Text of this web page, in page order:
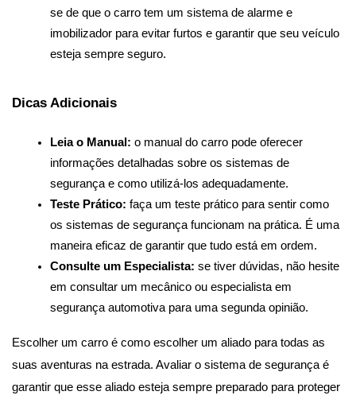
se de que o carro tem um sistema de alarme e
imobilizador para evitar furtos e garantir que seu veículo
esteja sempre seguro.
Dicas Adicionais
Leia o Manual: o manual do carro pode oferecer
informações detalhadas sobre os sistemas de
segurança e como utilizá-los adequadamente.
Teste Prático: faça um teste prático para sentir como
os sistemas de segurança funcionam na prática. É uma
maneira eficaz de garantir que tudo está em ordem.
Consulte um Especialista: se tiver dúvidas, não hesite
em consultar um mecânico ou especialista em
segurança automotiva para uma segunda opinião.
Escolher um carro é como escolher um aliado para todas as
suas aventuras na estrada. Avaliar o sistema de segurança é
garantir que esse aliado esteja sempre preparado para proteger